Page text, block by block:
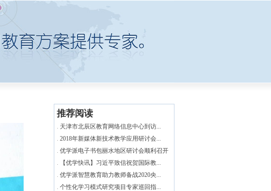
推荐阅读
. 天津市北辰区教育网络信息中心到访...
. 2018年新媒体新技术教学应用研讨会...
. 优学派电子书包丽水地区研讨会顺利召开
.
【优学快讯】习近平致信祝贺国际教...
. 优学派智慧教育助力教师备战2020央...
. 个性化学习模式研究项目专家巡回指...